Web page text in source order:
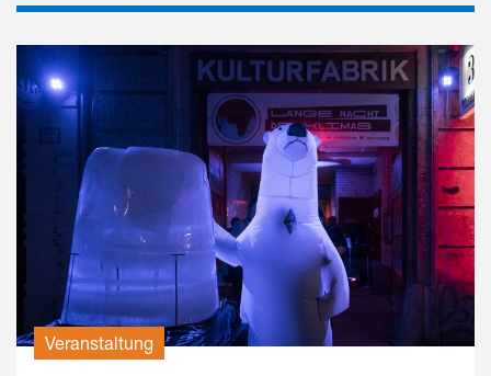
Veranstaltung